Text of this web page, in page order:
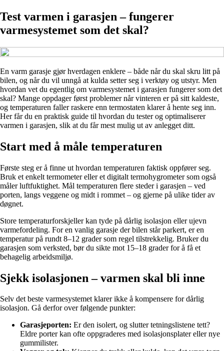
Test varmen i garasjen – fungerer
varmesystemet som det skal?
En varm garasje gjør hverdagen enklere – både når du skal skru litt på
bilen, og når du vil unngå at kulda setter seg i verktøy og utstyr. Men
hvordan vet du egentlig om varmesystemet i garasjen fungerer som det
skal? Mange oppdager først problemer når vinteren er på sitt kaldeste,
og temperaturen faller raskere enn termostaten klarer å hente seg inn.
Her får du en praktisk guide til hvordan du tester og optimaliserer
varmen i garasjen, slik at du får mest mulig ut av anlegget ditt.
Start med å måle temperaturen
Første steg er å finne ut hvordan temperaturen faktisk oppfører seg.
Bruk et enkelt termometer eller et digitalt termohygrometer som også
måler luftfuktighet. Mål temperaturen flere steder i garasjen – ved
porten, langs veggene og midt i rommet – og gjerne på ulike tider av
døgnet.
Store temperaturforskjeller kan tyde på dårlig isolasjon eller ujevn
varmefordeling. For en vanlig garasje der bilen står parkert, er en
temperatur på rundt 8–12 grader som regel tilstrekkelig. Bruker du
garasjen som verksted, bør du sikte mot 15–18 grader for å få et
behagelig arbeidsmiljø.
Sjekk isolasjonen – varmen skal bli inne
Selv det beste varmesystemet klarer ikke å kompensere for dårlig
isolasjon. Gå derfor over følgende punkter:
Garasjeporten: Er den isolert, og slutter tetningslistene tett?
Eldre porter kan ofte oppgraderes med isolasjonsplater eller nye
gummilister.